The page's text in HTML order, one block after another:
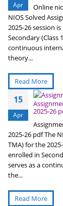
Apr
Online
NIOS Solved
2025-26 session
Secondary (Class
continuous
theory...
Read More
15
Apr
2025-26
2025-26 pdf The
TMA) for the
enrolled in
serves as a
the...
Read More